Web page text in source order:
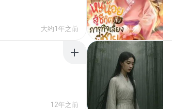
大约1年之前
12年之前